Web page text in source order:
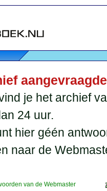
je het archief
24 uur.
hier géén
naar de
van de Webmaster